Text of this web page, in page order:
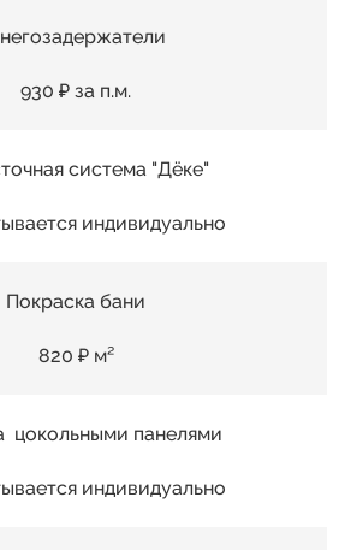
930 ₽ за п.м.
система "Дёке"
индивидуально
Покраска бани
820 ₽ м²
цокольными панелями
индивидуально